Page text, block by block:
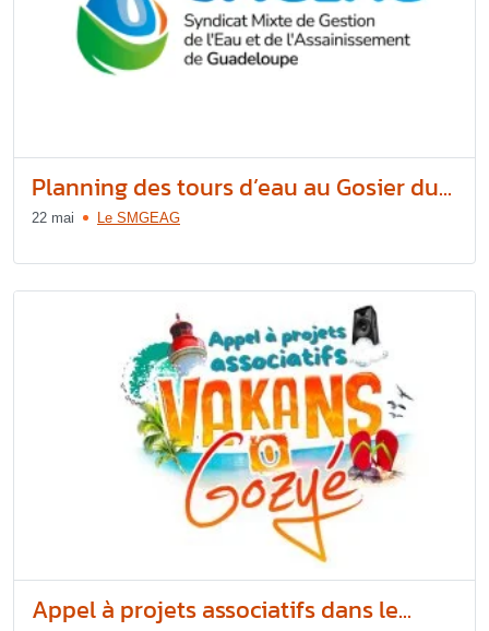
Planning des tours d’eau au Gosier du...
22 mai Le SMGEAG
Appel à projets associatifs dans le...